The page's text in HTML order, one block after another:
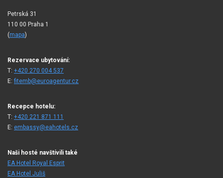
Petrská 31
110 00 Praha 1
(mapa)
Rezervace ubytování:
T: +420 270 004 537
E:fitemb@euroagentur.cz
Recepce hotelu:
T: +420 221 871 111
E: embassy@eahotels.cz
Naši hosté navštívili také
EA Hotel Royal Esprit
EA Hotel Juliš